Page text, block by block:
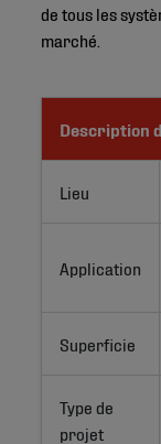
de tous les
marché.
Description
Lieu
Application
Superficie
Type de
projet